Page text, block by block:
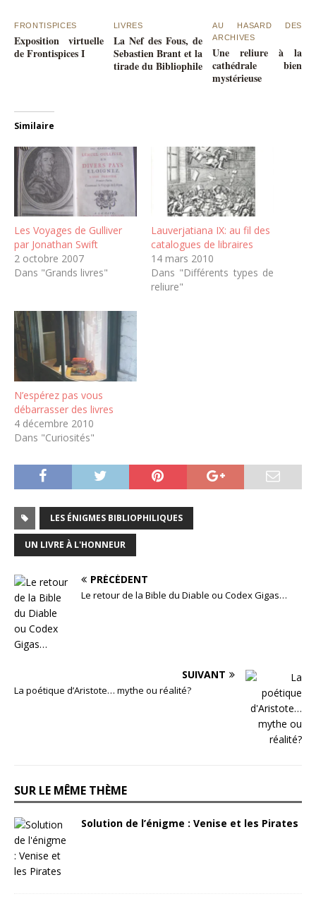
FRONTISPICES
Exposition virtuelle
de Frontispices I
LIVRES
La Nef des Fous, de
Sebastien Brant et la
tirade du Bibliophile
AU HASARD DES
ARCHIVES
Une reliure à la
cathédrale bien
mystérieuse
Similaire
Les Voyages de Gulliver
par Jonathan Swift
2 octobre 2007
Dans "Grands livres"
Lauverjatiana IX: au fil des
catalogues de libraires
14 mars 2010
Dans "Différents types de
reliure"
N’espérez pas vous
débarrasser des livres
4 décembre 2010
Dans "Curiosités"
LES ÉNIGMES BIBLIOPHILIQUES
UN LIVRE À L'HONNEUR
PRÉCÉDENT
Le retour de la Bible du Diable ou Codex Gigas…
SUIVANT
La poétique d’Aristote… mythe ou réalité?
SUR LE MÊME THÈME
Solution de l’énigme : Venise et les Pirates